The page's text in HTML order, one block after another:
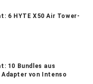
6 HYTE X50 Air Tower-
10 Bundles aus
Adapter von Intenso